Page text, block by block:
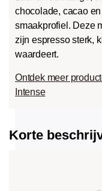
chocolade, cacao
smaakprofiel. Deze
zijn espresso sterk,
waardeert.
Ontdek meer
Intense
Korte